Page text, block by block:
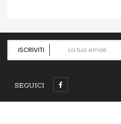
ISCRIVITI
SEGUICI